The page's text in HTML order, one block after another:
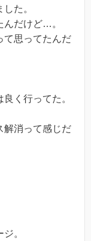
た。
んだけど…。
て思ってたんだ
く行ってた。
解消って感じだ
。